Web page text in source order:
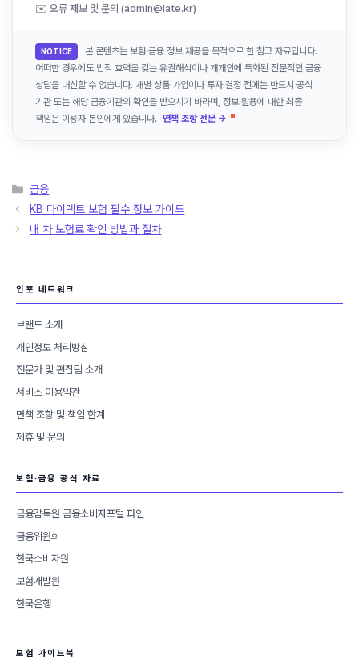
✉️ 오류 제보 및 문의 (admin@late.kr)
NOTICE
본 콘텐츠는 보험·금융 정보 제공을 목적으로 한 참고 자료입니다.
어떠한 경우에도 법적 효력을 갖는 유권해석이나 개개인에 특화된 전문적인 금융
상담을 대신할 수 없습니다. 개별 상품 가입이나 투자 결정 전에는 반드시 공식
기관 또는 해당 금융기관의 확인을 받으시기 바라며, 정보 활용에 대한 최종
책임은 이용자 본인에게 있습니다. 면책 조항 전문 →
카
테
리
금융
KB 다이렉트 보험 필수 정보 가이드
내 차 보험료 확인 방법과 절차
인포 네트워크
브랜드 소개
개인정보 처리방침
전문가 및 편집팀 소개
서비스 이용약관
면책 조항 및 책임 한계
제휴 및 문의
보험·금융 공식 자료
금융감독원 금융소비자포털 파인
금융위원회
한국소비자원
보험개발원
한국은행
보험 가이드북